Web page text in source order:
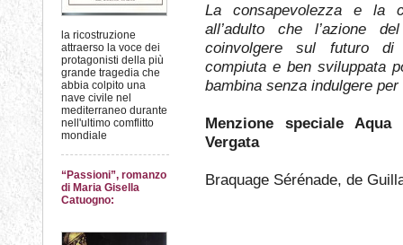
la ricostruzione
attraerso la voce dei
protagonisti della più
grande tragedia che
abbia colpito una
nave civile nel
mediterraneo durante
nell'ultimo comflitto
mondiale
“Passioni”, romanzo
di Maria Gisella
Catuogno:
La consapevolezza e la
all’adulto che l’azione
coinvolgere sul futuro di
compiuta e ben sviluppata
bambina senza indulgere
Menzione speciale
Vergata
Braquage Sérénade, de